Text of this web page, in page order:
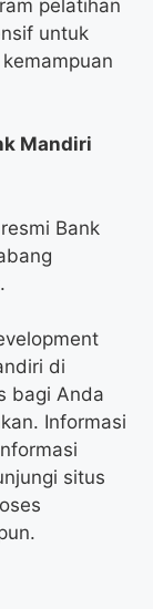
pelatihan
untuk
Mandiri
Bank
di
bagi Anda
Informasi
situs